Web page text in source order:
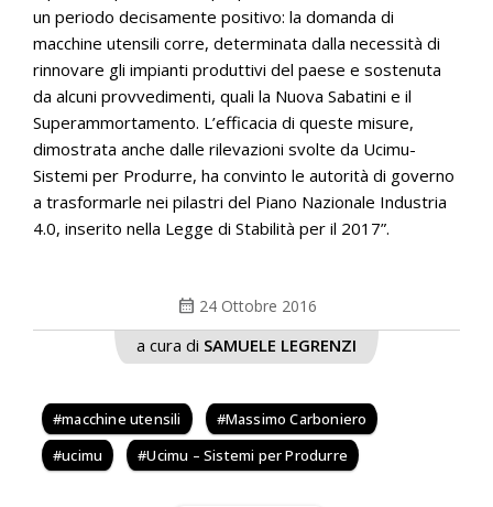
un periodo decisamente positivo: la domanda di
macchine utensili corre, determinata dalla necessità di
rinnovare gli impianti produttivi del paese e sostenuta
da alcuni provvedimenti, quali la Nuova Sabatini e il
Superammortamento. L’efficacia di queste misure,
dimostrata anche dalle rilevazioni svolte da Ucimu-
Sistemi per Produrre, ha convinto le autorità di governo
a trasformarle nei pilastri del Piano Nazionale Industria
4.0, inserito nella Legge di Stabilità per il 2017”.
calendar_month 24 Ottobre 2016
a cura di SAMUELE LEGRENZI
macchine utensili
Massimo Carboniero
ucimu
Ucimu – Sistemi per Produrre